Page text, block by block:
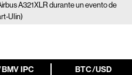
A321XLR durante un evento de
Ulin)
IPC BTC/USD